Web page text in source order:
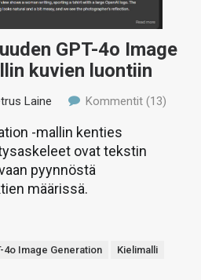
GPT-4o Image
kuvien luontiin
Laine Kommentit (13)
-mallin kenties
ovat tekstin
pyynnöstä
määrissä.
4o Image Generation
Kielimalli